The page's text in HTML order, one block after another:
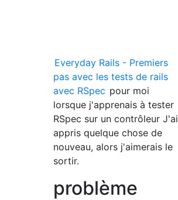
Everyday Rails - Premiers
pas avec les tests de rails
avec RSpec pour moi
lorsque j'apprenais à tester
RSpec sur un contrôleur J'ai
appris quelque chose de
nouveau, alors j'aimerais le
sortir.
problème